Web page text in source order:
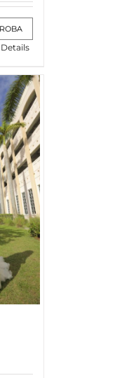
Details